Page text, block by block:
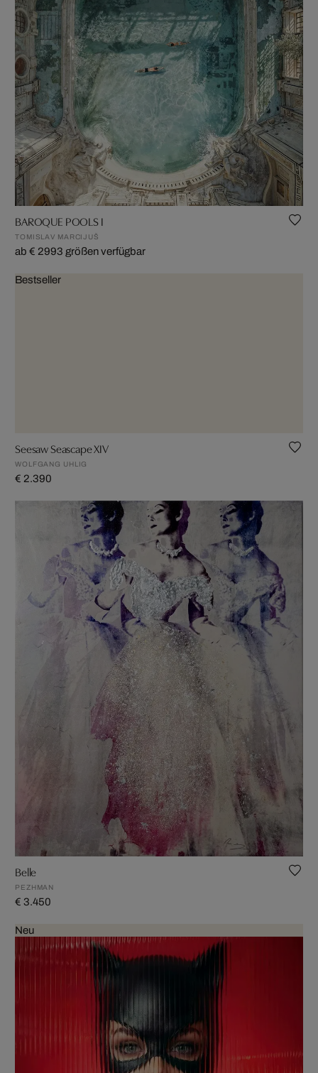
BAROQUE POOLS I
TOMISLAV MARCIJUŠ
ab € 2993 größen verfügbar
Bestseller
Seesaw Seascape XIV
WOLFGANG UHLIG
€ 2.390
Belle
PEZHMAN
€ 3.450
Neu